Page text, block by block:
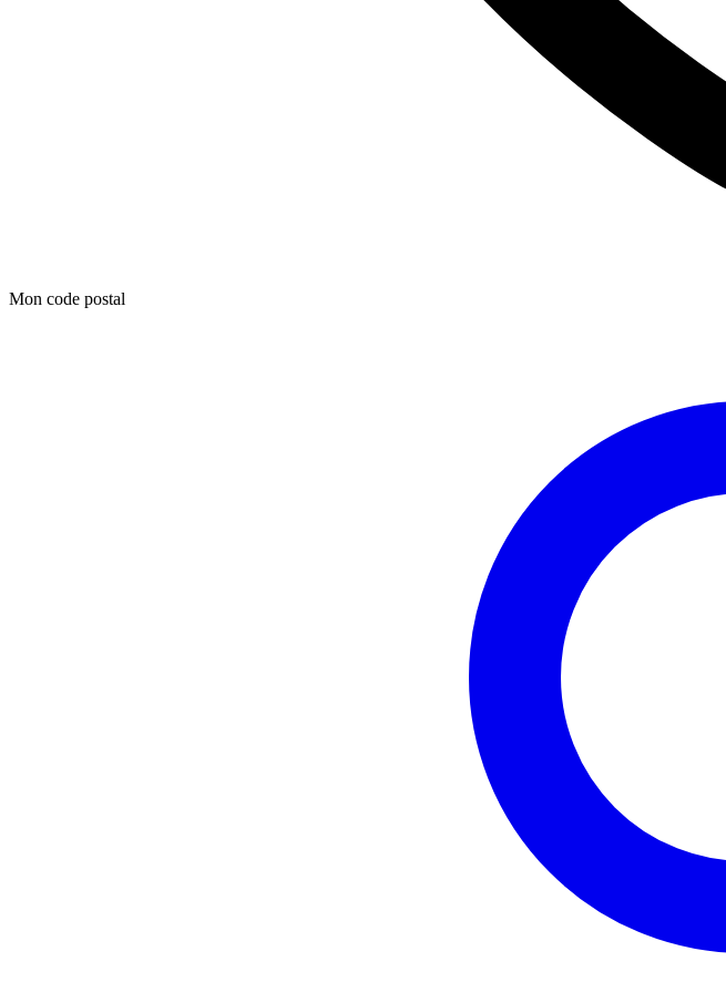
Mon code postal